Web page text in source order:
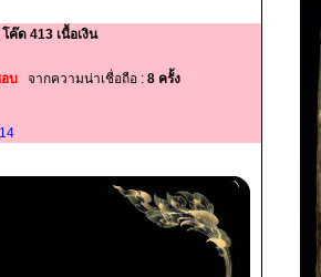
ค๊ด 413 เนื้อเงิน
บ จากความน่าเชื่อถือ : 8 ครั้ง